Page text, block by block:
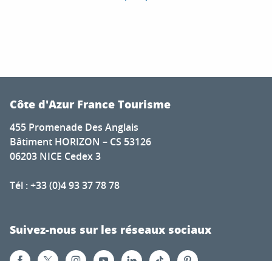
Côte d'Azur France Tourisme
455 Promenade Des Anglais
Bâtiment HORIZON – CS 53126
06203 NICE Cedex 3
Tél : +33 (0)4 93 37 78 78
Suivez-nous sur les réseaux sociaux